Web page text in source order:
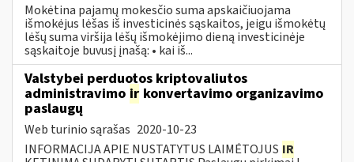
Mokėtina pajamų mokesčio suma apskaičiuojama
išmokėjus lėšas iš investicinės sąskaitos, jeigu išmokėtų
lėšų suma viršija lėšų išmokėjimo dieną investicinėje
sąskaitoje buvusį įnašą: • kai iš...
Valstybei perduotos kriptovaliutos
administravimo ir konvertavimo organizavimo
paslaugų
Web turinio sąrašas 2020-10-23
INFORMACIJA APIE NUSTATYTUS LAIMĖTOJUS IR